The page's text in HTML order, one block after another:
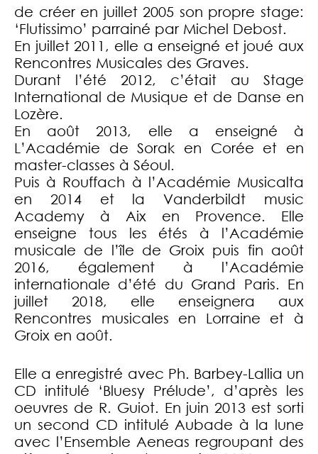
de créer en juillet 2005 son propre stage:
‘Flutissimo’ parrainé par Michel Debost.
En juillet 2011, elle a enseigné et joué aux
Rencontres Musicales des Graves.
Durant l’été 2012, c’était au Stage
International de Musique et de Danse en
Lozère.
En août 2013, elle a enseigné à
L’Académie de Sorak en Corée et en
master-classes à Séoul.
Puis à Rouffach à l’Académie Musicalta
en 2014 et la Vanderbildt music
Academy à Aix en Provence. Elle
enseigne tous les étés à l’Académie
musicale de l’île de Groix puis fin août
2016, également à l’Académie
internationale d’été du Grand Paris. En
juillet 2018, elle enseignera aux
Rencontres musicales en Lorraine et à
Groix en août.
Elle a enregistré avec Ph. Barbey-Lallia un
CD intitulé ‘Bluesy Prélude’, d’après les
oeuvres de R. Guiot. En juin 2013 est sorti
un second CD intitulé Aubade à la lune
avec l’Ensemble Aeneas regroupant des